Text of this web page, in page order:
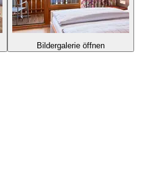
Bildergalerie öffnen